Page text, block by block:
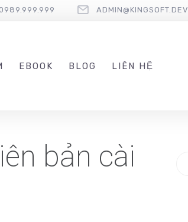
ADMIN@KINGSOFT.DEV
EBOOK BLOG LIÊN HỆ
bản cài